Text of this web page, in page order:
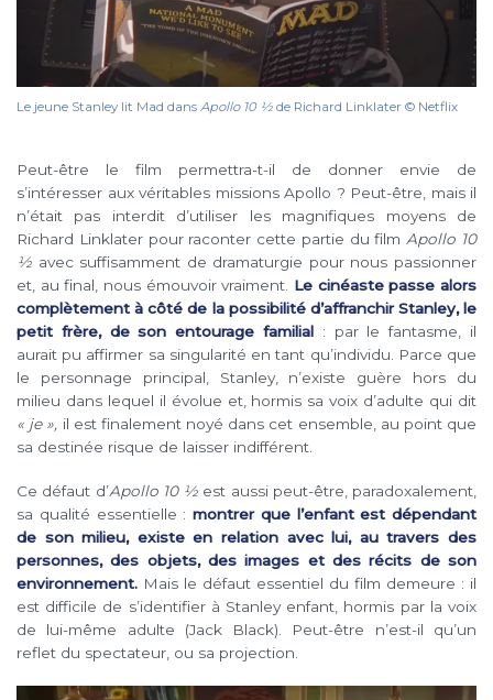
Le jeune Stanley lit Mad dans Apollo 10 1⁄2 de Richard Linklater © Netflix
Peut-être le film permettra-t-il de donner envie de
s’intéresser aux véritables missions Apollo ? Peut-être, mais il
n’était pas interdit d’utiliser les magnifiques moyens de
Richard Linklater pour raconter cette partie du film Apollo 10
½ avec suffisamment de dramaturgie pour nous passionner
et, au final, nous émouvoir vraiment. Le cinéaste passe alors
complètement à côté de la possibilité d’affranchir Stanley, le
petit frère, de son entourage familial : par le fantasme, il
aurait pu affirmer sa singularité en tant qu’individu. Parce que
le personnage principal, Stanley, n’existe guère hors du
milieu dans lequel il évolue et, hormis sa voix d’adulte qui dit
« je », il est finalement noyé dans cet ensemble, au point que
sa destinée risque de laisser indifférent.
Ce défaut d’Apollo 10 ½ est aussi peut-être, paradoxalement,
sa qualité essentielle : montrer que l’enfant est dépendant
de son milieu, existe en relation avec lui, au travers des
personnes, des objets, des images et des récits de son
environnement. Mais le défaut essentiel du film demeure : il
est difficile de s’identifier à Stanley enfant, hormis par la voix
de lui-même adulte (Jack Black). Peut-être n’est-il qu’un
reflet du spectateur, ou sa projection.